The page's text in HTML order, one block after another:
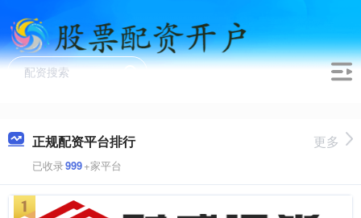
正规配资平台排行
已收录999+家平台
更多